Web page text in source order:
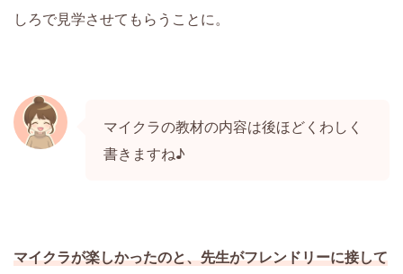
しろで見学させてもらうことに。
マイクラの教材の内容は後ほどくわしく
書きますね♪
マイクラが楽しかったのと、先生がフレンドリーに接して